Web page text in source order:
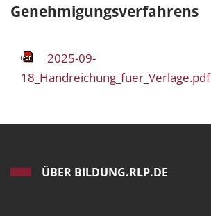
Genehmigungsverfahrens
2025-09-
18_Handreichung_fuer_Verlage.pdf
ÜBER BILDUNG.RLP.DE